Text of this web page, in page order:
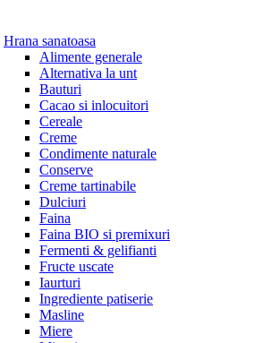
Hrana sanatoasa
Alimente generale
Alternativa la unt
Bauturi
Cacao si inlocuitori
Cereale
Creme
Condimente naturale
Conserve
Creme tartinabile
Dulciuri
Faina
Faina BIO si premixuri
Fermenti & gelifianti
Fructe uscate
Iaurturi
Ingrediente patiserie
Masline
Miere